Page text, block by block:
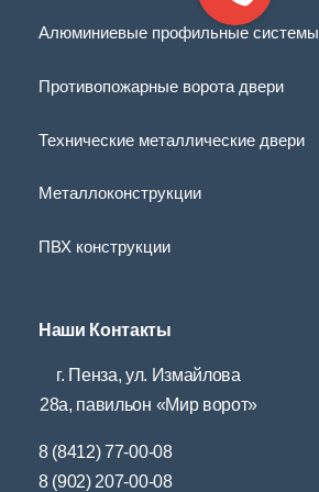
Алюминиевые профильные системы
Противопожарные ворота двери
Технические металлические двери
Металлоконструкции
ПВХ конструкции
Наши Контакты
г. Пенза, ул. Измайлова
28а, павильон «Мир ворот»
8 (8412) 77-00-08
8 (902) 207-00-08